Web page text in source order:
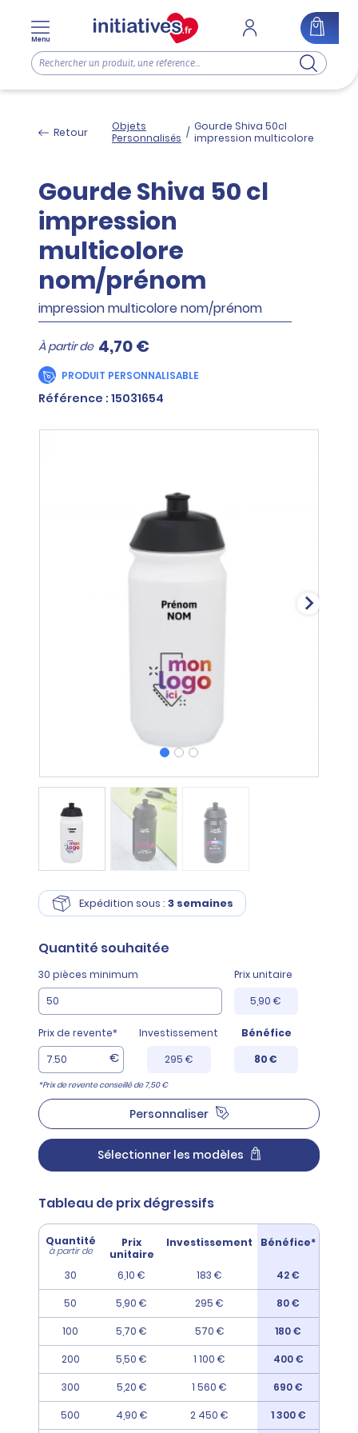
Menu
Retour
Objets
Personnalisés / Gourde Shiva 50cl
impression multicolore
Gourde Shiva 50 cl
impression
multicolore
nom/prénom
impression multicolore nom/prénom
À partir de 4,70 €
PRODUIT PERSONNALISABLE
Référence : 15031654
Expédition sous : 3 semaines
Quantité souhaitée
30 pièces minimum
Prix unitaire
5,90 €
Prix de revente*
€
Investissement
295 €
Bénéfice
80 €
*Prix de revente conseillé de 7,50 €
Personnaliser
Sélectionner les modèles
Tableau de prix dégressifs
Quantité
à partir de
Prix
unitaire
Investissement Bénéfice*
30 6,10 € 183 € 42 €
50 5,90 € 295 € 80 €
100 5,70 € 570 € 180 €
200 5,50 € 1 100 € 400 €
300 5,20 € 1 560 € 690 €
500 4,90 € 2 450 € 1 300 €